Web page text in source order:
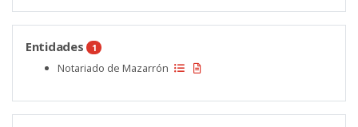
Entidades 1
Notariado de Mazarrón